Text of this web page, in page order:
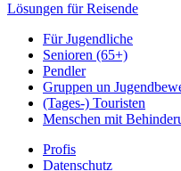
Lösungen für Reisende
Für Jugendliche
Senioren (65+)
Pendler
Gruppen un
(Tages-) Touristen
Menschen mit
Profis
Datenschutz